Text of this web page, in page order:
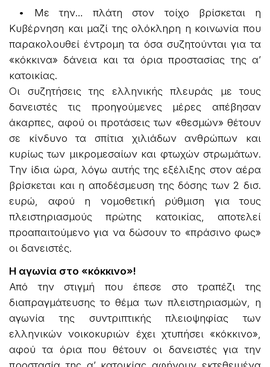
• Με την… πλάτη στον τοίχο βρίσκεται η
Κυβέρνηση και μαζί της ολόκληρη η κοινωνία που
παρακολουθεί έντρομη τα όσα συζητούνται για τα
«κόκκινα» δάνεια και τα όρια προστασίας της α’
κατοικίας.
Οι συζητήσεις της ελληνικής πλευράς με τους
δανειστές τις προηγούμενες μέρες απέβησαν
άκαρπες, αφού οι προτάσεις των «θεσμών» θέτουν
σε κίνδυνο τα σπίτια χιλιάδων ανθρώπων και
κυρίως των μικρομεσαίων και φτωχών στρωμάτων.
Την ίδια ώρα, λόγω αυτής της εξέλιξης στον αέρα
βρίσκεται και η αποδέσμευση της δόσης των 2 δισ.
ευρώ, αφού η νομοθετική ρύθμιση για τους
πλειστηριασμούς πρώτης κατοικίας, αποτελεί
προαπαιτούμενο για να δώσουν το «πράσινο φως»
οι δανειστές.
Η αγωνία στο «κόκκινο»!
Από την στιγμή που έπεσε στο τραπέζι της
διαπραγμάτευσης το θέμα των πλειστηριασμών, η
αγωνία της συντριπτικής πλειοψηφίας των
ελληνικών νοικοκυριών έχει χτυπήσει «κόκκινο»,
αφού τα όρια που θέτουν οι δανειστές για την